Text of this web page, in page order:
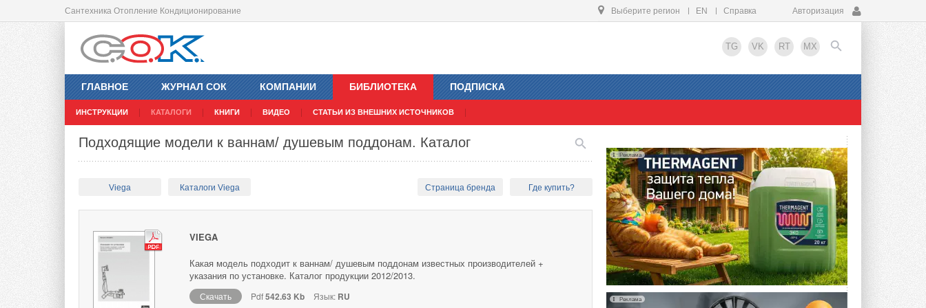
Сантехника Отопление Кондиционирование Выберите регион EN Справка Авторизация
TG VK RT MX
ГЛАВНОЕ ЖУРНАЛ СОК КОМПАНИИ БИБЛИОТЕКА
ИНСТРУКЦИИ КАТАЛОГИ КНИГИ ВИДЕО СТАТЬИ ИЗ ВНЕШНИХ ИСТОЧНИКОВ
ПОДПИСКА
EN
Подходящие модели к ваннам/ душевым поддонам. Каталог
Viega Каталоги Viega Страница бренда Где купить?
VIEGA
Какая модель подходит к ваннам/ душевым поддонам известных производителей +
указания по установке. Каталог продукции 2012/2013.
Скачать Pdf542.63 Kb Язык: RU
Реклама
Реклама